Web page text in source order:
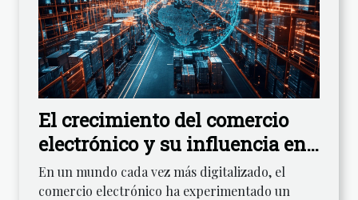
El crecimiento del comercio
electrónico y su influencia en
la logística mundial
En un mundo cada vez más digitalizado, el
comercio electrónico ha experimentado un